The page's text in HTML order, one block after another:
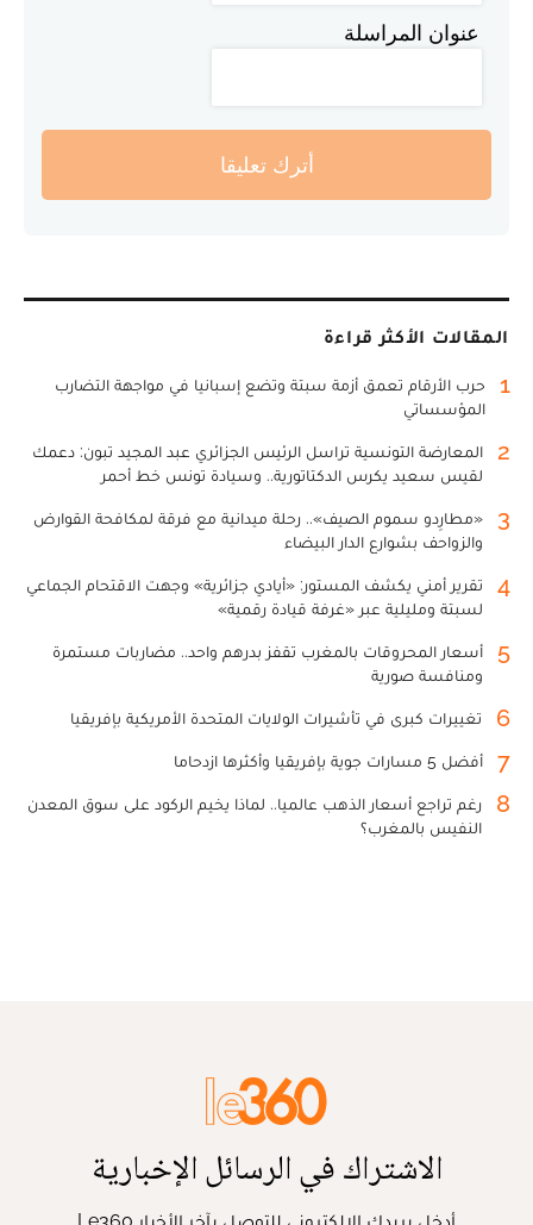
عنوان المراسلة
أترك تعليقا
المقالات الأكثر قراءة
1
حرب الأرقام تعمق أزمة سبتة وتضع إسبانيا في مواجهة التضارب
المؤسساتي
2
المعارضة التونسية تراسل الرئيس الجزائري عبد المجيد تبون: دعمك
لقيس سعيد يكرس الدكتاتورية.. وسيادة تونس خط أحمر
3
«مطارِدو سموم الصيف».. رحلة ميدانية مع فرقة لمكافحة القوارض
والزواحف بشوارع الدار البيضاء
4
تقرير أمني يكشف المستور: «أيادي جزائرية» وجهت الاقتحام الجماعي
لسبتة ومليلية عبر «غرفة قيادة رقمية»
5
أسعار المحروقات بالمغرب تقفز بدرهم واحد.. مضاربات مستمرة
ومنافسة صورية
6 تغييرات كبرى في تأشيرات الولايات المتحدة الأمريكية بإفريقيا
7 أفضل 5 مسارات جوية بإفريقيا وأكثرها ازدحاما
8
رغم تراجع أسعار الذهب عالميا.. لماذا يخيم الركود على سوق المعدن
النفيس بالمغرب؟
الاشتراك في الرسائل الإخبارية